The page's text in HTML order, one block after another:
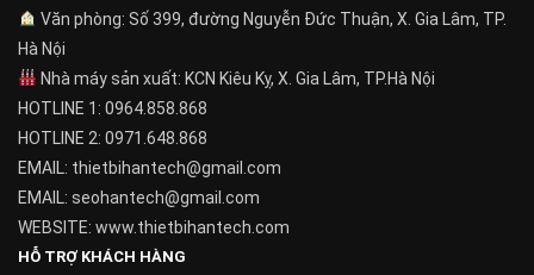
Văn phòng: Số 399, đường Nguyễn Đức Thuận, X. Gia Lâm, TP.
Hà Nội
Nhà máy sản xuất: KCN Kiêu Kỵ, X. Gia Lâm, TP.Hà Nội
HOTLINE 1: 0964.858.868
HOTLINE 2: 0971.648.868
EMAIL: thietbihantech@gmail.com
EMAIL: seohantech@gmail.com
WEBSITE: www.thietbihantech.com
HỖ TRỢ KHÁCH HÀNG